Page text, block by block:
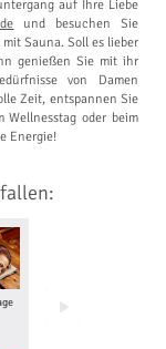
auf Ihre Liebe
und besuchen Sie
Sauna. Soll es lieber
genießen Sie mit ihr
von Damen
Zeit, entspannen Sie
oder beim
Energie!
Aromaöl Massage